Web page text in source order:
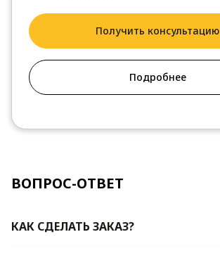
Получить консультацию
Подробнее
ВОПРОС-ОТВЕТ
КАК СДЕЛАТЬ ЗАКАЗ?